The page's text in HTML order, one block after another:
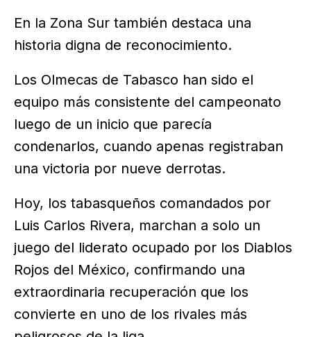
En la Zona Sur también destaca una
historia digna de reconocimiento.
Los Olmecas de Tabasco han sido el
equipo más consistente del campeonato
luego de un inicio que parecía
condenarlos, cuando apenas registraban
una victoria por nueve derrotas.
Hoy, los tabasqueños comandados por
Luis Carlos Rivera, marchan a solo un
juego del liderato ocupado por los Diablos
Rojos del México, confirmando una
extraordinaria recuperación que los
convierte en uno de los rivales más